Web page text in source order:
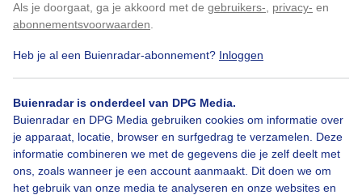
Als je doorgaat, ga je akkoord met de gebruikers- privacy- en
abonnementsvoorwaarden
Heb je al een Buienradar-abonnement? Inloggen
Buienradar is onderdeel van DPG Media.
Buienradar en DPG Media gebruiken cookies om informatie over
je apparaat, locatie, browser en surfgedrag te verzamelen. Deze
informatie combineren we met de gegevens die je zelf deelt met
ons, zoals wanneer je een account aanmaakt. Dit doen we om
het gebruik van onze media te analyseren en onze websites en
Winter Wolken Zonsopkomst
Bekijk slideshow
Klik hierom dit aan te passen